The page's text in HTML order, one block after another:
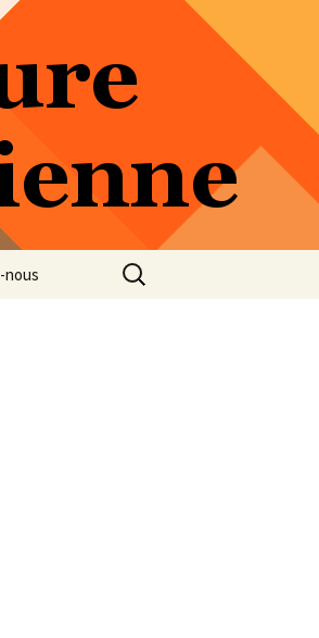
nous
Rechercher :